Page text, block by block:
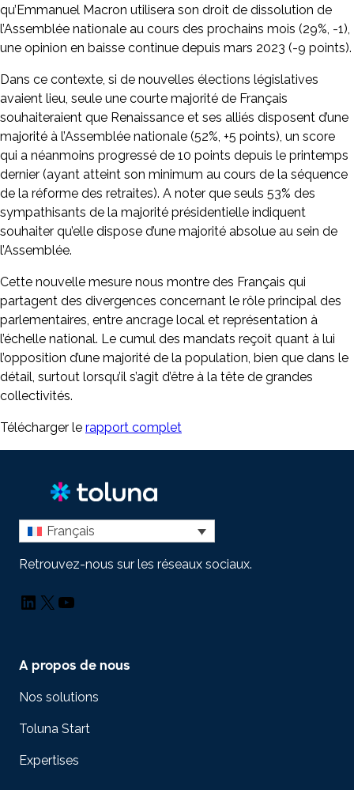
qu’Emmanuel Macron utilisera son droit de dissolution de
l’Assemblée nationale au cours des prochains mois (29%, -1),
une opinion en baisse continue depuis mars 2023 (-9 points).
Dans ce contexte, si de nouvelles élections législatives
avaient lieu, seule une courte majorité de Français
souhaiteraient que Renaissance et ses alliés disposent d’une
majorité à l’Assemblée nationale (52%, +5 points), un score
qui a néanmoins progressé de 10 points depuis le printemps
dernier (ayant atteint son minimum au cours de la séquence
de la réforme des retraites). A noter que seuls 53% des
sympathisants de la majorité présidentielle indiquent
souhaiter qu’elle dispose d’une majorité absolue au sein de
l’Assemblée.
Cette nouvelle mesure nous montre des Français qui
partagent des divergences concernant le rôle principal des
parlementaires, entre ancrage local et représentation à
l’échelle national. Le cumul des mandats reçoit quant à lui
l’opposition d’une majorité de la population, bien que dans le
détail, surtout lorsqu’il s’agit d’être à la tête de grandes
collectivités.
Télécharger le rapport complet
Français
Retrouvez-nous sur les réseaux sociaux.
LinkedIn
X YouTube
A propos de nous
Nos solutions
Toluna Start
Expertises